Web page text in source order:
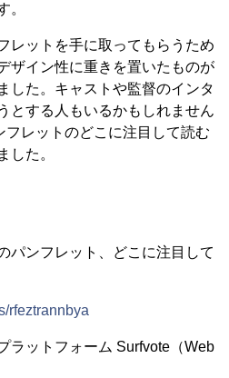
。
レットを手に取ってもらうため
ザイン性に重きを置いたものが
した。キャストや監督のインタ
とする人もいるかもしれません
フレットのどこに注目して読む
した。
パンフレット、どこに注目して
rfeztrannbya
ラットフォーム Surfvote（Web